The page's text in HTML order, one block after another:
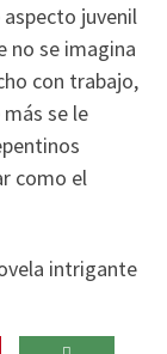
juvenil
no se imagina
con trabajo,
se le
como el
intrigante